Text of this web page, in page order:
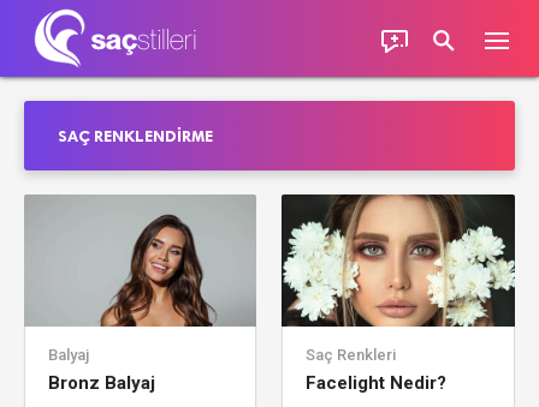
SAÇ RENKLENDIRME
Balyaj
Bronz Balyaj
Saç Renkleri
Facelight Nedir?